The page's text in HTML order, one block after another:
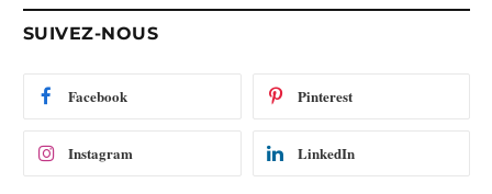
-
m
SUIVEZ-NOUS
Facebook Pinterest
Instagram LinkedIn